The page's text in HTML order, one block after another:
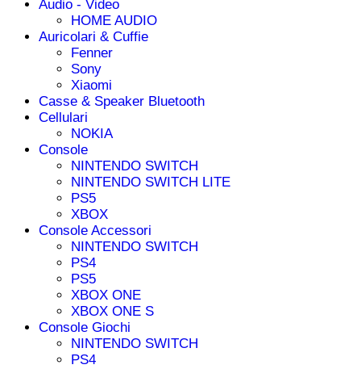
Audio - Video
HOME AUDIO
Auricolari & Cuffie
Fenner
Sony
Xiaomi
Casse & Speaker Bluetooth
Cellulari
NOKIA
Console
NINTENDO SWITCH
NINTENDO SWITCH LITE
PS5
XBOX
Console Accessori
NINTENDO SWITCH
PS4
PS5
XBOX ONE
XBOX ONE S
Console Giochi
NINTENDO SWITCH
PS4